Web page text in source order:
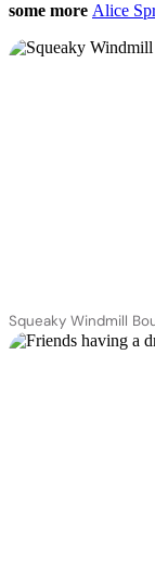
some more Alice
Squeaky Windmill